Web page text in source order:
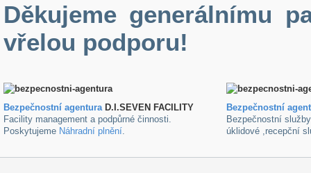
Děkujeme generálnímu
vřelou podporu!
Bezpečnostní agenturaD.I.SEVEN FACILITY
Facility management a podpůrné činnosti.
Poskytujeme Náhradní plnění.
Bezpečnostní
Bezpečnostní
úklidové ,recepční